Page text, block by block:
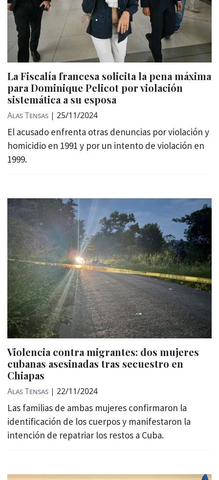
La Fiscalía francesa solicita la pena máxima
para Dominique Pelicot por violación
sistemática a su esposa
Alas Tensas | 25/11/2024
El acusado enfrenta otras denuncias por violación y
homicidio en 1991 y por un intento de violación en
1999.
Violencia contra migrantes: dos mujeres
cubanas asesinadas tras secuestro en
Chiapas
Alas Tensas | 22/11/2024
Las familias de ambas mujeres confirmaron la
identificación de los cuerpos y manifestaron la
intención de repatriar los restos a Cuba.